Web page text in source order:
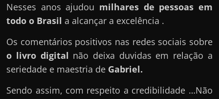
Nesses anos ajudou milhares de pessoas em
todo o Brasil a alcançar a excelência .
Os comentários positivos nas redes sociais sobre
o livro digital não deixa duvidas em relação a
seriedade e maestria de Gabriel.
Sendo assim, com respeito a credibilidade …Não